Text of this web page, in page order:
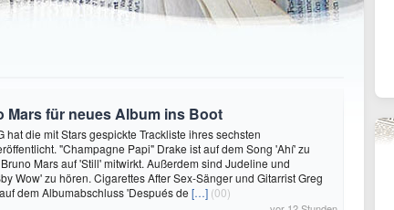
Mars für neues Album ins Boot
hat die mit Stars gespickte Trackliste ihres sechsten
"Champagne Papi" Drake ist auf dem Song 'Ahí' zu
Mars auf 'Still' mitwirkt. Außerdem sind Judeline und
Wow' zu hören. Cigarettes After Sex-Sänger und Gitarrist Greg
dem Albumabschluss 'Después de […] (00)